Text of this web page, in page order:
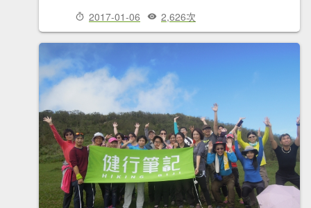
2017-01-06 2,626次